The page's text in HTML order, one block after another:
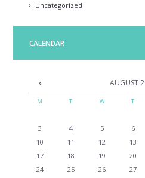
Uncategorized
CALENDAR
AUGUST
M T W T
3
4 5 6
10
11 12 13
17
18 19 20
24
25 26 27